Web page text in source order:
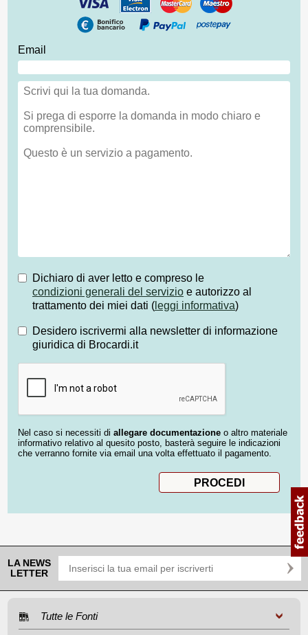
Email
Dichiaro di aver letto e compreso le
condizioni generali del servizio e autorizzo al
trattamento dei miei dati ( leggi informativa)
Desidero iscrivermi alla newsletter di informazione
giuridica di Brocardi.it
Nel caso si necessiti di allegare documentazione o altro materiale
informativo relativo al quesito posto, basterà seguire le indicazioni
che verranno fornite via email una volta effettuato il pagamento.
LA NEWS
LETTER
Tutte le Fonti